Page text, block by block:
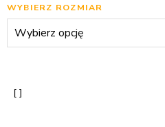
WYBIERZ ROZMIAR